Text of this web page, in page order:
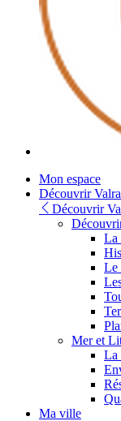
Mon espace
Découvrir
Découvrir
La
Le
Mer et
La
Ma ville